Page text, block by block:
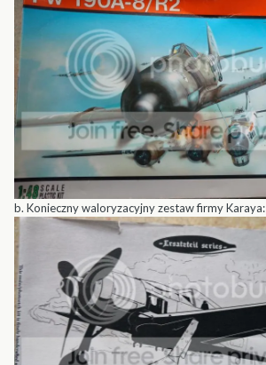
b. Konieczny waloryzacyjny zestaw firmy Karaya: